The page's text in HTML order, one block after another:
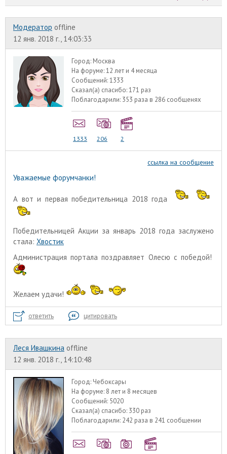
Модератор offline
12 янв. 2018 г., 14:03:33
Город: Москва
На форуме:12 лет и 4 месяца
Сообщений:1333
Сказал(а) спасибо:171 раз
Поблагодарили: 353 раза в 286 сообщенях
1333 206 2
ссылка на сообщение
Уважаемые форумчанки!
А вот и первая победительница 2018 года
Победительницей Акции за январь 2018 года заслужено
стала: Хвостик
Администрация портала поздравляет Олесю с победой!
Желаем удачи!
ответить цитировать
Леся Ивашкина offline
12 янв. 2018 г., 14:10:48
Город: Чебоксары
На форуме: 8 лет и 8 месяцев
Сообщений: 5020
Сказал(а) спасибо: 330 раз
Поблагодарили: 242 раза в 241 сообщении